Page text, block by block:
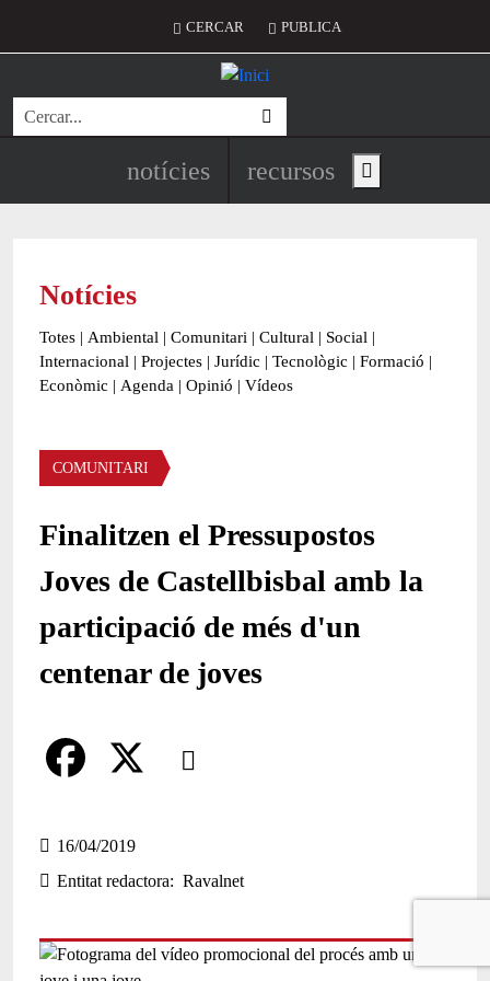
Menú del compte d'usuari
CERCAR PUBLICA
Cerca
Navegació principal de
notícies recursos Show main menu
Notícies
Totes | Ambiental | Comunitari | Cultural | Social |
Internacional | Projectes | Jurídic | Tecnològic | Formació |
Econòmic | Agenda | Opinió | Vídeos
Àmbit de la notícia
COMUNITARI
Finalitzen el Pressupostos
Joves de Castellbisbal amb la
participació de més d'un
centenar de joves
Comparteix
a
c
b
16/04/2019
Entitat redactora
Ravalnet